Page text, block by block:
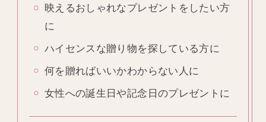
映えるおしゃれなプレゼントをしたい方
に
ハイセンスな贈り物を探している方に
何を贈ればいいかわからない人に
女性への誕生日や記念日のプレゼントに